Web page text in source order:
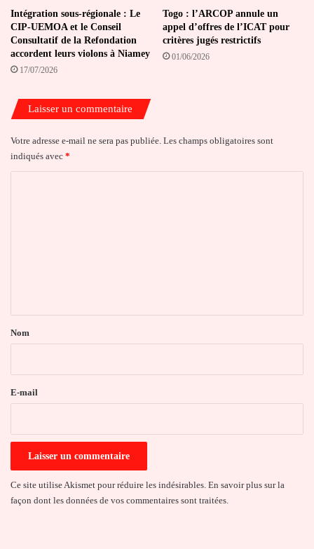
Intégration sous-régionale : Le
CIP-UEMOA et le Conseil
Consultatif de la Refondation
accordent leurs violons à Niamey
17/07/2026
Togo : l’ARCOP annule un
appel d’offres de l’ICAT pour
critères jugés restrictifs
01/06/2026
Laisser un commentaire
Votre adresse e-mail ne sera pas publiée. Les champs obligatoires sont
indiqués avec *
a
e
Nom
E-mail
Ce site utilise Akismet pour réduire les indésirables. En savoir plus sur la
façon dont les données de vos commentaires sont traitées.